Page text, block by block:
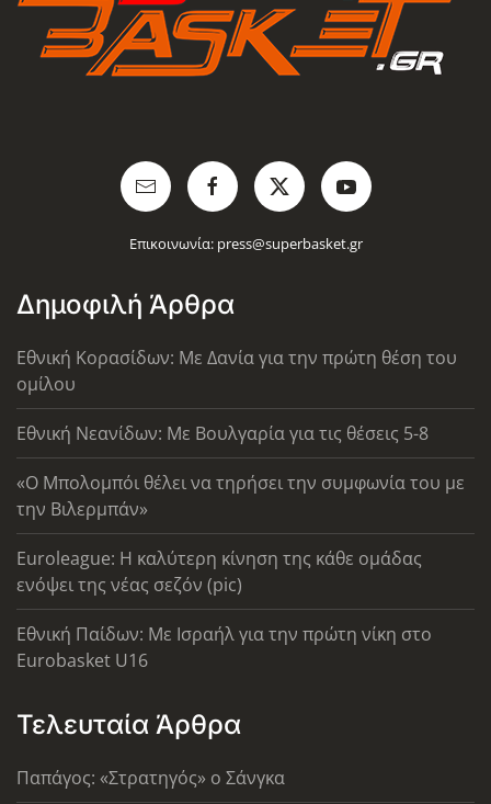
Επικοινωνία: press@superbasket.gr
Δημοφιλή Άρθρα
Εθνική Κορασίδων: Με Δανία για την πρώτη θέση του
ομίλου
Εθνική Νεανίδων: Με Βουλγαρία για τις θέσεις 5-8
«Ο Μπολομπόι θέλει να τηρήσει την συμφωνία του με
την Βιλερμπάν»
Euroleague: Η καλύτερη κίνηση της κάθε ομάδας
ενόψει της νέας σεζόν (pic)
Εθνική Παίδων: Με Ισραήλ για την πρώτη νίκη στο
Eurobasket U16
Τελευταία Άρθρα
Παπάγος: «Στρατηγός» ο Σάνγκα